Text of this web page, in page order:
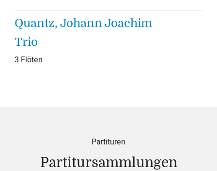
Quantz, Johann Joachim
Trio
3 Flöten
Partituren
Partitursammlungen